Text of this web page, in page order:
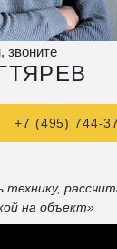
звоните
+7 (495) 744-
технику,
на объект»